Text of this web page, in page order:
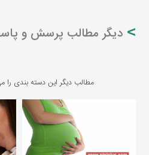
دیگر مطالب پرسش و
مطالب دیگر این دسته بندی